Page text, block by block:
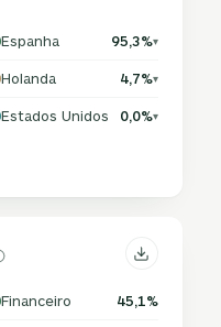
Espanha 95,3%▾
Holanda 4,7%▾
Estados Unidos 0,0%▾
Financeiro 45,1%